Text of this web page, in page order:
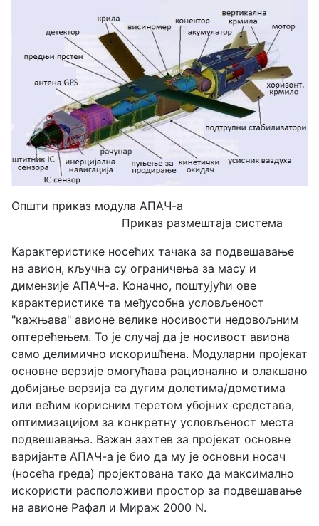
Општи приказ модула АПАЧ-а
Приказ размештаја система
Карактеристике носећих тачака за подвешавање
на авион, кључна су ограничења за масу и
димензије АПАЧ-а. Коначно, поштујући ове
карактеристике та међусобна условљеност
"кажњава" авионе велике носивости недовољним
оптерећењем. То је случај да је носивост авиона
само делимично искоришћена. Модуларни пројекат
основне верзије омогућава рационално и олакшано
добијање верзија са дугим долетима/дометима
или већим корисним теретом убојних средстава,
оптимизацијом за конкретну условљеност места
подвешавања. Важан захтев за пројекат основне
варијанте АПАЧ-а је био да му је основни носач
(носећа греда) пројектована тако да максимално
искористи расположиви простор за подвешавање
на авионе Рафал и Мираж 2000 N.